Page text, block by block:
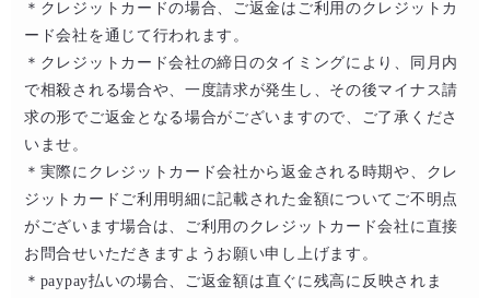
＊クレジットカードの場合、ご返金はご利用のクレジットカ
ード会社を通じて行われます。​​
＊クレジットカード会社の締日のタイミングにより、同月内
で相殺される場合や、一度請求が発生し、その後マイナス請
求の形でご返金となる場合がございますので、ご了承くださ
いませ。​
​＊実際にクレジットカード会社から返金される時期や、クレ
ジットカードご利用明細に記載された金額についてご不明点
がございます場合は、ご利用のクレジットカード会社に直接
お問合せいただきますようお願い申し上げます。​​
​＊paypay払いの場合、ご返金額は直ぐに残高に反映されま